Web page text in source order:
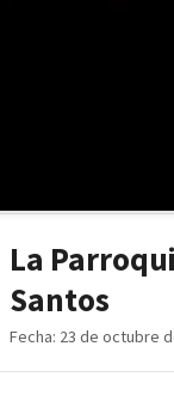
La
Santos
Fecha: 23 de octubre